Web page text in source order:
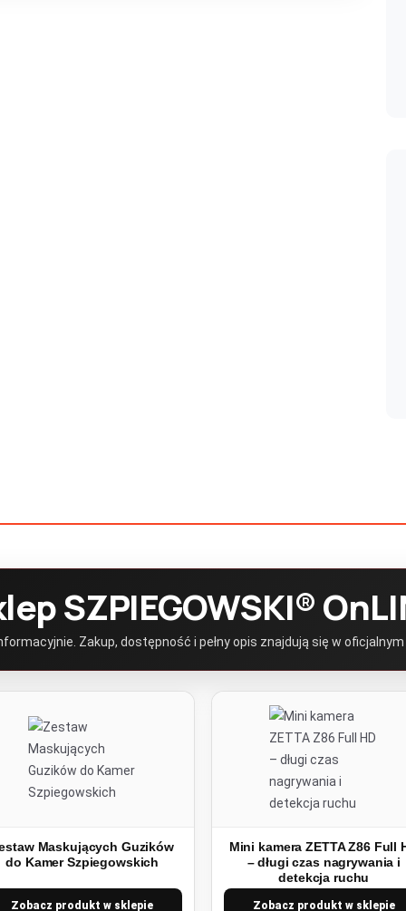
SZPIEGOWSKI®
Zakup, dostępność i pełny opis znajdują się w
Maskujących Guzików
do Kamer Szpiegowskich
Zobacz produkt w sklepie
Mini kamera ZETTA Z86 Full
– długi czas nagrywania i
detekcja ruchu
Zobacz produkt w sklepie